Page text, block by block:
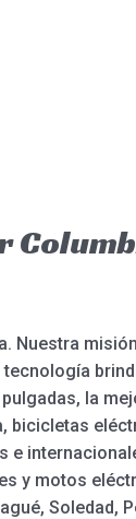
Nuestra
la
y motos
Soledad,